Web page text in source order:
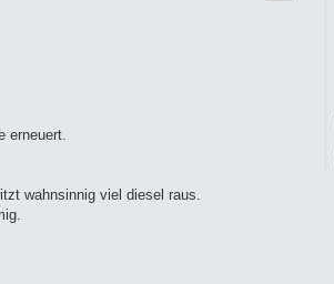
erneuert.
wahnsinnig viel diesel raus.